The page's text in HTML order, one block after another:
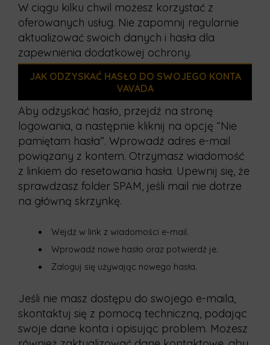
W ciągu kilku chwil możesz korzystać z
oferowanych usług. Nie zapomnij regularnie
aktualizować swoich danych i hasła dla
zapewnienia dodatkowej ochrony.
JAK ODZYSKAĆ HASŁO DO SWOJEGO KONTA
VAVADA
Aby odzyskać hasło, przejdź na stronę
logowania, a następnie kliknij na opcję “Nie
pamiętam hasła”. Wprowadź adres e-mail
powiązany z kontem. Otrzymasz wiadomość
z linkiem do resetowania hasła. Upewnij się, że
sprawdzasz folder SPAM, jeśli mail nie dotrze
na główną skrzynkę.
Wejdź w link z wiadomości e-mail.
Wprowadź nowe hasło oraz potwierdź je.
Zaloguj się używając nowego hasła.
Jeśli nie masz dostępu do swojego e-maila,
skontaktuj się z pomocą techniczną, podając
swoje dane konta i opisując problem. Możesz